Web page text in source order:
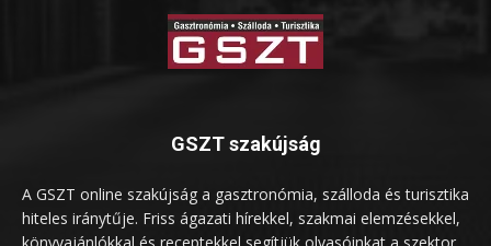
GSZT szakújság
A GSZT online szakújság a gasztronómia, szálloda és turisztika
hiteles iránytűje. Friss ágazati hírekkel, szakmai elemzésekkel,
könyvajánlókkal és receptekkel segítjük olvasóinkat a szektor